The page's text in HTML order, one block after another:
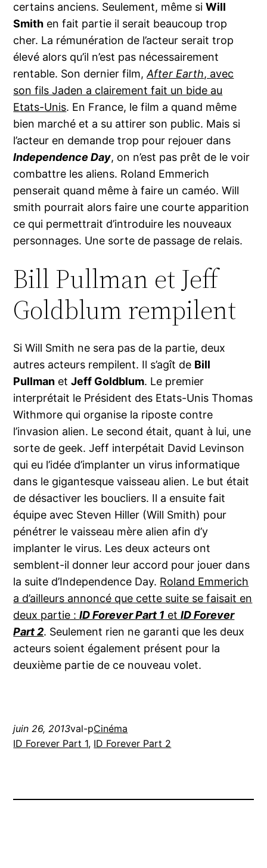
certains anciens. Seulement, même siWill
Smith en fait partie il serait beaucoup trop
cher. La rémunération de l’acteur serait trop
élevé alors qu’il n’est pas nécessairement
rentable. Son dernier film,After Earth, avec
son fils Jaden a clairement fait un bide au
Etats-Unis. En France, le film a quand même
bien marché et a su attirer son public. Mais si
l’acteur en demande trop pour rejouer dans
Independence Day, on n’est pas prêt de le voir
combattre les aliens. Roland Emmerich
penserait quand même à faire un caméo. Will
smith pourrait alors faire une courte apparition
ce qui permettrait d’introduire les nouveaux
personnages. Une sorte de passage de relais.
Bill Pullman et Jeff
Goldblum rempilent
Si Will Smith ne sera pas de la partie, deux
autres acteurs rempilent. Il s’agît de Bill
Pullman etJeff Goldblum. Le premier
interprétait le Président des Etats-Unis Thomas
Withmore qui organise la riposte contre
l’invasion alien. Le second était, quant à lui, une
sorte de geek. Jeff interpétait David Levinson
qui eu l’idée d’implanter un virus informatique
dans le gigantesque vaisseau alien. Le but était
de désactiver les boucliers. Il a ensuite fait
équipe avec Steven Hiller (Will Smith) pour
pénétrer le vaisseau mère alien afin d’y
implanter le virus. Les deux acteurs ont
semblent-il donner leur accord pour jouer dans
la suite d’Independence Day. Roland Emmerich
a d’ailleurs annoncé que cette suite se faisait en
deux partie :ID Forever Part 1 etID Forever
Part 2. Seulement rien ne garanti que les deux
acteurs soient également présent pour la
deuxième partie de ce nouveau volet.
juin 26, 2013val-pCinéma
ID Forever Part 1, ID Forever Part 2